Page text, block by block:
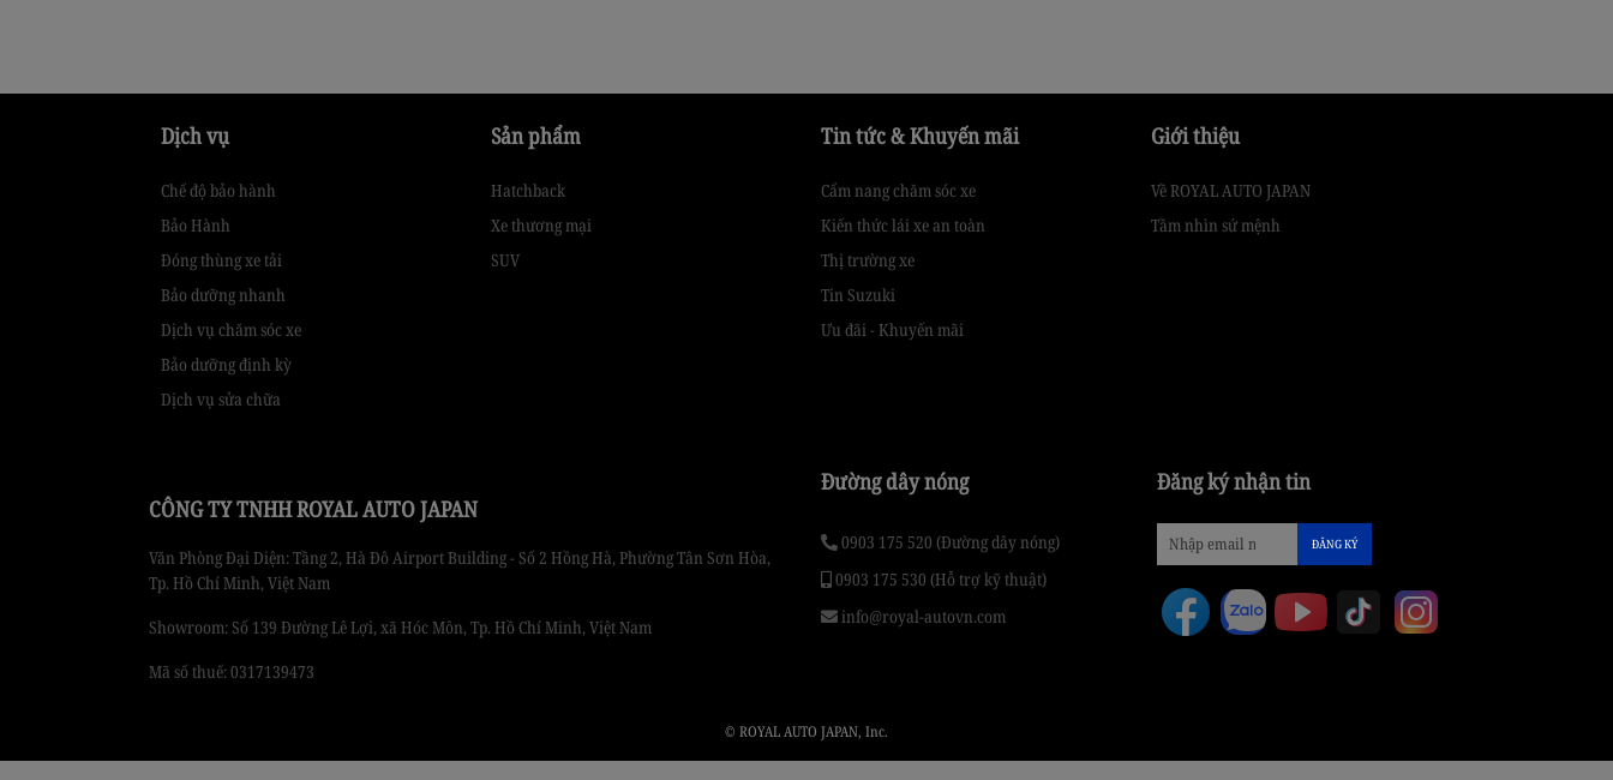
Dịch vụ
Chế độ bảo hành
Bảo Hành
Đóng thùng xe tải
Bảo dưỡng nhanh
Dịch vụ chăm sóc xe
Bảo dưỡng định kỳ
Dịch vụ sửa chữa
Sản phẩm
Hatchback
Xe thương mại
SUV
Tin tức & Khuyến mãi
Cẩm nang chăm sóc xe
Kiến thức lái xe an toàn
Thị trường xe
Tin Suzuki
Ưu đãi - Khuyến mãi
Giới thiệu
Về ROYAL AUTO JAPAN
Tầm nhìn sứ mệnh
CÔNG TY TNHH ROYAL AUTO JAPAN
Văn Phòng Đại Diện: Tầng 2, Hà Đô Airport Building - Số 2 Hồng Hà, Phường Tân Sơn Hòa,
Tp. Hồ Chí Minh, Việt Nam
Showroom: Số 139 Đường Lê Lợi, xã Hóc Môn, Tp. Hồ Chí Minh, Việt Nam
Mã số thuế: 0317139473
Đường dây nóng
0903 175 520 (Đường dây nóng)
0903 175 530 (Hỗ trợ kỹ thuật)
info@royal-autovn.com
Đăng ký nhận tin
ĐĂNG KÝ
© ROYAL AUTO JAPAN, Inc.